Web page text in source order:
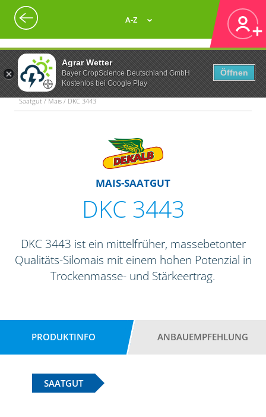
Agrar Wetter
Bayer CropScience Deutschland GmbH
Kostenlos bei Google Play
Öffnen
A-Z
Saatgut / Mais / DKC 3443
MAIS-SAATGUT
DKC 3443
DKC 3443 ist ein mittelfrüher, massebetonter
Qualitäts-Silomais mit einem hohen Potenzial in
Trockenmasse- und Stärkeertrag.
PRODUKTINFO ANBAUEMPFEHLUNG
SAATGUT